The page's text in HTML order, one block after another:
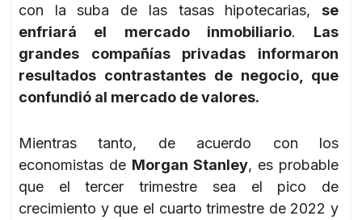
con la suba de las tasas hipotecarias, se
enfriará el mercado inmobiliario. Las
grandes compañías privadas informaron
resultados contrastantes de negocio, que
confundió al mercado de valores.
Mientras tanto, de acuerdo con los
economistas de Morgan Stanley, es probable
que el tercer trimestre sea el pico de
crecimiento y que el cuarto trimestre de 2022 y